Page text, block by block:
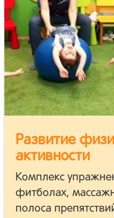
Развитие
активности
Комплекс
фитболах,
полоса